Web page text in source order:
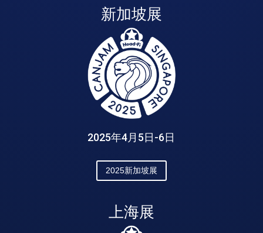
新加坡展
2025年4月5日-6日
2025新加坡展
上海展